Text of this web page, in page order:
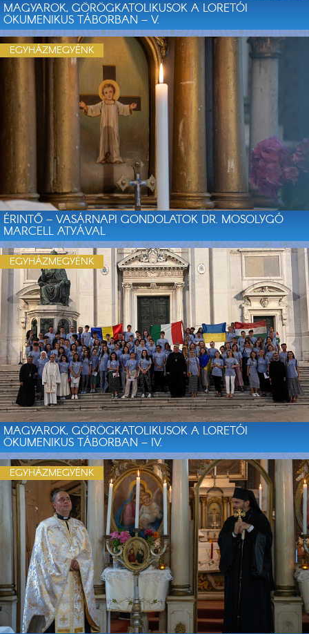
MAGYAROK, GÖRÖGKATOLIKUSOK A LORETÓI
ÖKUMENIKUS TÁBORBAN – V.
ÉRINTŐ – VASÁRNAPI GONDOLATOK DR. MOSOLYGÓ
MARCELL ATYÁVAL
EGYHÁZMEGYÉNK
MAGYAROK, GÖRÖGKATOLIKUSOK A LORETÓI
ÖKUMENIKUS TÁBORBAN – IV.
EGYHÁZMEGYÉNK
EGYHÁZMEGYÉNK